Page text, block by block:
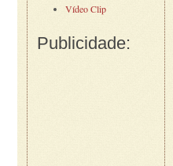
Vídeo Clip
Publicidade: